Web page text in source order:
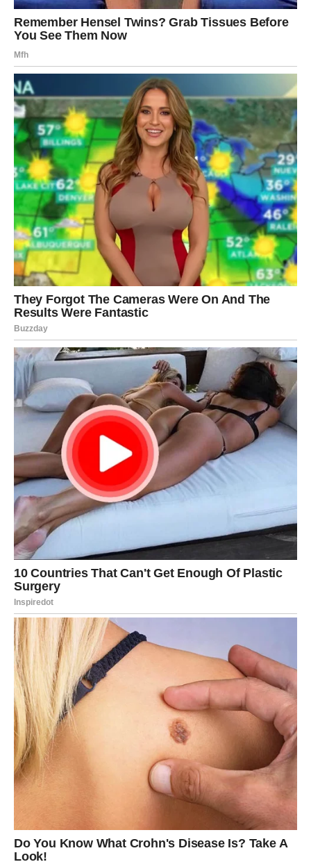
različitim projektima izvan vrta. Ova dodatna primjena čini
baršun svestranijom biljkom, dodajući mu još jednu
dimenziju vrijednosti.
Zaključak: Unaprijedite Svoj Vrt sa
Baršunom
Baršun nije samo lijep cvijet; to je biljka koja nudi brojne
praktične benefite koje mogu poboljšati kvalitetu vašeg
vrta. Ukoliko želite maksimalno iskoristiti sve prednosti
koje baršun može pružiti, preporučuje se sadnja ove
biljke duž perimetra vaših vrtnih gredica. Na taj način, ne
samo da ćete iskoristiti sve njegove prednosti, već ćete
uživati u vrtu koji je estetski privlačan i zdrav. Ulaganjem
truda u uzgoj baršuna, obogaćujete svoj vrt i doprinosite
održivom razvoju ekosistema. Dajte svom vrtu da oživi uz
pomoć ove nevjerojatne biljke i uživajte u svim njenim
čarima!